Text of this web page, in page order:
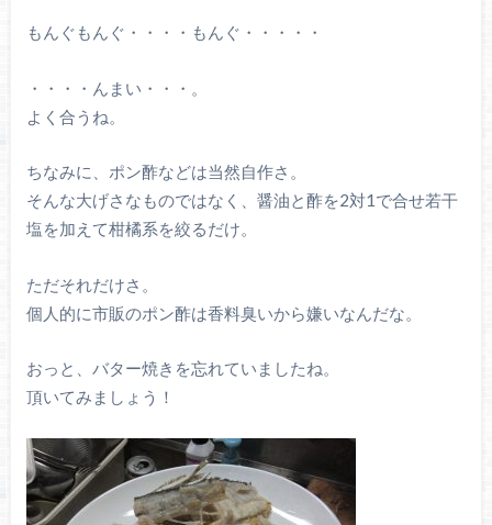
もんぐもんぐ・・・・もんぐ・・・・・
・・・・んまい・・・。
よく合うね。
ちなみに、ポン酢などは当然自作さ。
そんな大げさなものではなく、醤油と酢を2対1で合せ若干
塩を加えて柑橘系を絞るだけ。
ただそれだけさ。
個人的に市販のポン酢は香料臭いから嫌いなんだな。
おっと、バター焼きを忘れていましたね。
頂いてみましょう！